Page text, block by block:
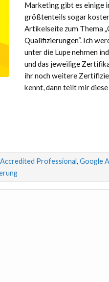
Marketing gibt es einige
größtenteils sogar
Artikelseite zum Thema
Qualifizierungen“. Ich
unter die Lupe nehmen
und das jeweilige
ihr noch weitere
kennt, dann teilt mir
Professional, Google